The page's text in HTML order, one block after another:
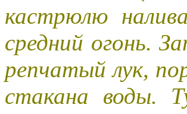
кастрюлю
средний огонь.
репчатый лук,
стакана воды.